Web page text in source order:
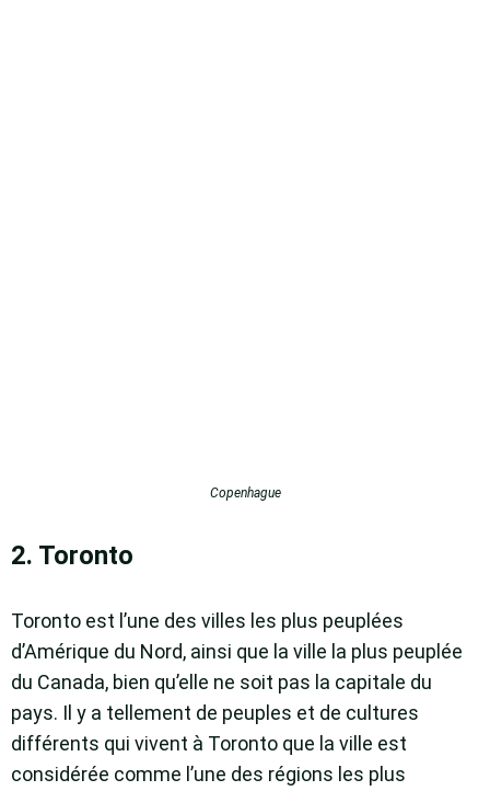
Copenhague
2. Toronto
Toronto est l’une des villes les plus peuplées
d’Amérique du Nord, ainsi que la ville la plus peuplée
du Canada, bien qu’elle ne soit pas la capitale du
pays. Il y a tellement de peuples et de cultures
différents qui vivent à Toronto que la ville est
considérée comme l’une des régions les plus